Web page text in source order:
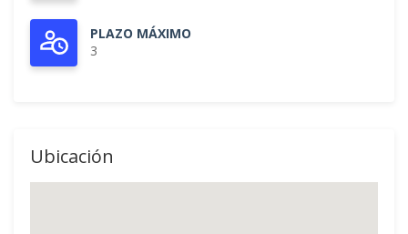
PLAZO MÁXIMO
3
Ubicación